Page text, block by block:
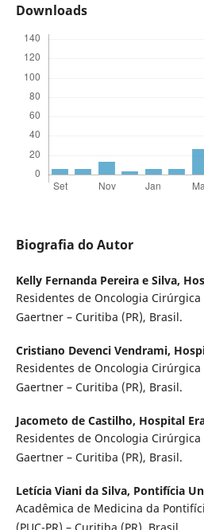
Downloads
Biografia do Autor
Kelly Fernanda Pereira e Silva,
Residentes de Oncologia
Gaertner – Curitiba (PR), Brasil.
Cristiano Devenci Vendrami,
Residentes de Oncologia
Gaertner – Curitiba (PR), Brasil.
Jacometo de Castilho, Hospital
Residentes de Oncologia
Gaertner – Curitiba (PR), Brasil.
Letícia Viani da Silva, Pontifícia
Acadêmica de Medicina da